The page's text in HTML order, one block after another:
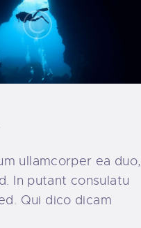
ullamcorper ea duo,
In putant consulatu
Qui dico dicam